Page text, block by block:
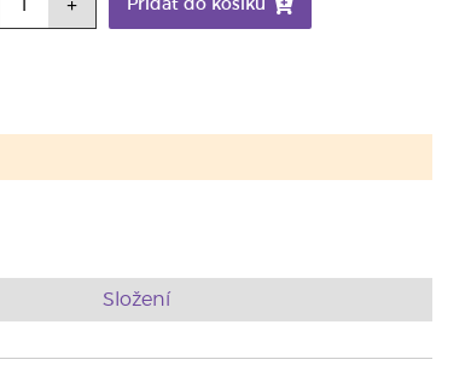
Přidat do košíku
Složení